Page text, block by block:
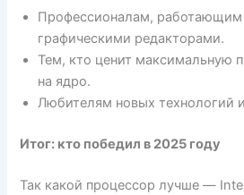
Профессионалам,
графическими редакторами.
Тем, кто ценит максимальную
на ядро.
Любителям новых технологий
Итог: кто победил в 2025 году
Так какой процессор лучше —